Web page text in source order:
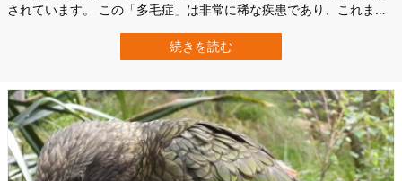
されています。 この「多毛症」は非常に稀な疾患であり、これまで
及ぼすこの疾患を抱えていても、ラリットくんは前向きです。 彼の
物語は、医学的な研究対象としての興味だけでなく、個性を受け入
続きを読む